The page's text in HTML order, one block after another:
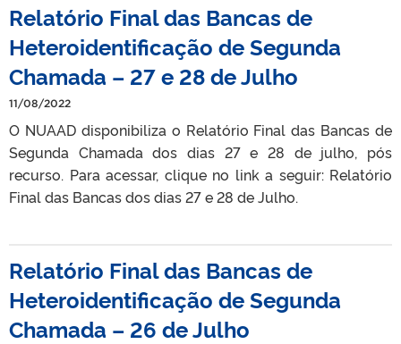
Relatório Final das Bancas de
Heteroidentificação de Segunda
Chamada – 27 e 28 de Julho
11/08/2022
O NUAAD disponibiliza o Relatório Final das Bancas de
Segunda Chamada dos dias 27 e 28 de julho, pós
recurso. Para acessar, clique no link a seguir: Relatório
Final das Bancas dos dias 27 e 28 de Julho.
Relatório Final das Bancas de
Heteroidentificação de Segunda
Chamada – 26 de Julho